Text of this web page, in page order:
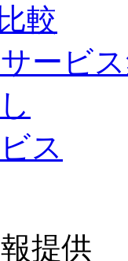
較
ービ
ス
提供